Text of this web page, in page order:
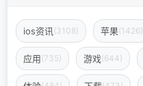
ios资讯 (3108) 苹果(1426)
应用(735) 游戏(644)